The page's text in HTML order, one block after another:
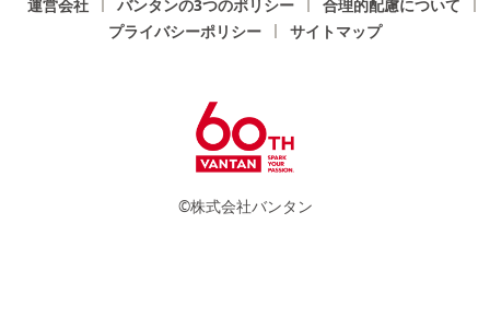
運営会社 バンタンの3つのポリシー
合理的配慮について
プライバシーポリシー
サイトマップ
©株式会社バンタン